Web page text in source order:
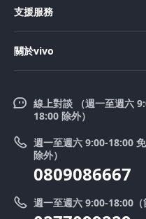
X200
X200 FE
V50 Lite 5G
V50
購買手機
購買配件
支援服務
服務中心
Funtouch OS
零配件價格查詢
送修服務
IMEI 碼驗證
關於vivo
新聞中心
法律聲明
優惠活動
線上對談 （週一至週六
18:00 除外）
週一至週六 9:00-18:00
除外）
0809086667
週一至週六 9:00-18:00（